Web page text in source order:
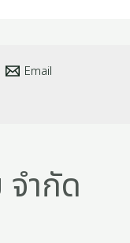
Email
ำกัด